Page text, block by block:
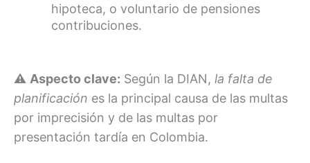
hipoteca, o voluntario de pensiones
contribuciones.
⚠️ Aspecto clave: Según la DIAN, la falta de
planificación es la principal causa de las multas
por imprecisión y de las multas por
presentación tardía en Colombia.